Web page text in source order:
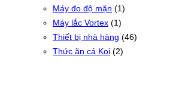
Máy đo độ mặn (1)
Máy lắc Vortex (1)
Thiết bị nhà hàng (46)
Thức ăn cá Koi (2)